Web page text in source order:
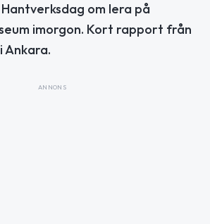
Hantverksdag om lera på
imorgon. Kort rapport från
Ankara.
ANNONS